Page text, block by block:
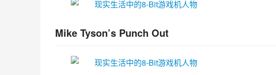
Mike Tyson’s Punch Out